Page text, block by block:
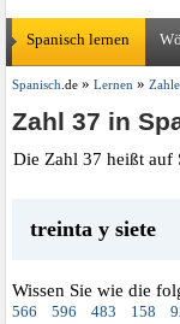
Spanisch lernen
Spanisch .de» Lernen»
Zahl 37 in
Die Zahl 37 heißt auf
treinta y siete
Wissen Sie wie die
566 596 483 158